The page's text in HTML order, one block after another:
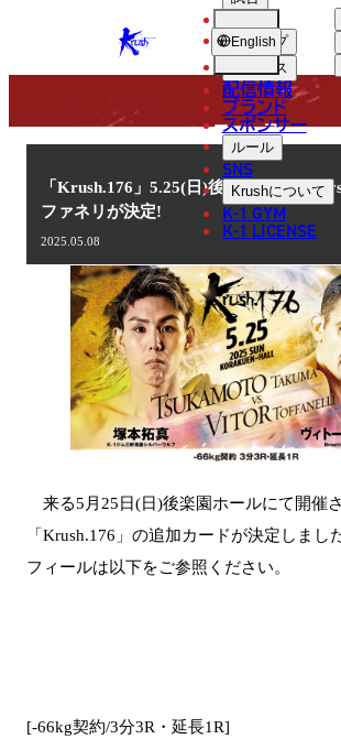
KRUSH English
ショップ
ニュース
配信情報
ブランド
スポンサー
ルール
SNS
Krushについて
K-1 GYM
K-1 LICENSE
NEWS
ニュース
「Krush.176」5.25(日)後楽園 塚本拓真
ファネリが決定!
2025.05.08
来る5月25日(日)後楽園ホールにて開催
「Krush.176」の追加カードが決定しまし
フィールは以下をご参照ください。
[-66kg契約/3分3R・延長1R]